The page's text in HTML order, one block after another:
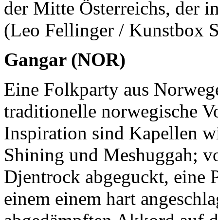
der Mitte Österreichs, der
(Leo Fellinger / Kunstbox
Gangar (NOR)
Eine Folkparty aus
traditionelle norwegische
Inspiration sind Kapellen
Shining und Meshuggah;
Djentrock abgeguckt, eine
einem einem hart